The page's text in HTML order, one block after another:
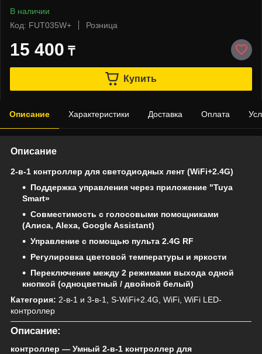
В наличии
Код: FUT035W+
Розница
15 400 ₸
Купить
Описание Характеристики Доставка Оплата
Описание
2-в-1 контроллер для светодиодных лент (WiFi+2.4G)
Поддержка управления через приложение "Tuya
Smart»
Совместимость с голосовыми помощниками
(Алиса, Alexa, Google Assistant)
Управление с помощью пульта 2.4G RF
Регулировка цветовой температуры и яркости
Переключение между 2 режимами выхода одной
кнопкой (одноцветный / двойной белый)
Категория: 2-в-1 и 3-в-1, S-WiFi+2.4G, WiFi, WiFi LED-
контроллер
Описание:
контроллер — Умный 2-в-1 контроллер для